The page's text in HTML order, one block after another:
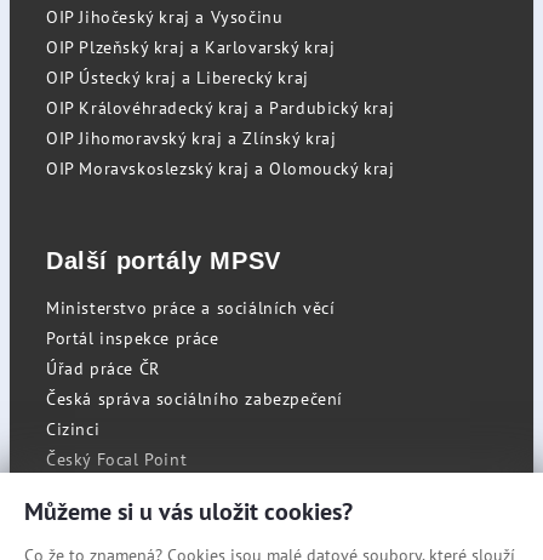
OIP Jihočeský kraj a Vysočinu
OIP Plzeňský kraj a Karlovarský kraj
OIP Ústecký kraj a Liberecký kraj
OIP Královéhradecký kraj a Pardubický kraj
OIP Jihomoravský kraj a Zlínský kraj
OIP Moravskoslezský kraj a Olomoucký kraj
Další portály MPSV
Ministerstvo práce a sociálních věcí
Portál inspekce práce
Úřad práce ČR
Česká správa sociálního zabezpečení
Cizinci
Český Focal Point
Můžeme si u vás uložit cookies?
Co že to znamená? Cookies jsou malé datové soubory, které slouží